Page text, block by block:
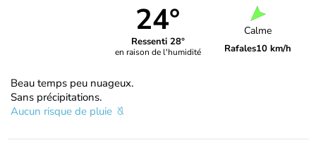
24°
Ressenti 28°
en raison de l'humidité
Calme
Rafales10 km/h
Beau temps peu nuageux.
Sans précipitations.
Aucun risque de pluie